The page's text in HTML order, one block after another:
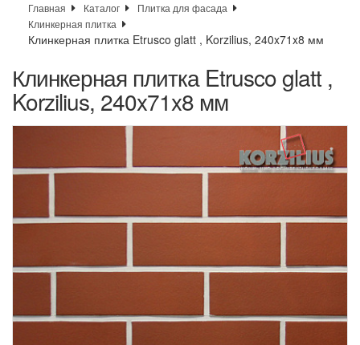
Главная Каталог
Плитка для фасада
Клинкерная плитка
Клинкерная плитка Etrusco glatt , Korzilius, 240x71x8 мм
Клинкерная плитка Etrusco glatt ,
Korzilius, 240x71x8 мм